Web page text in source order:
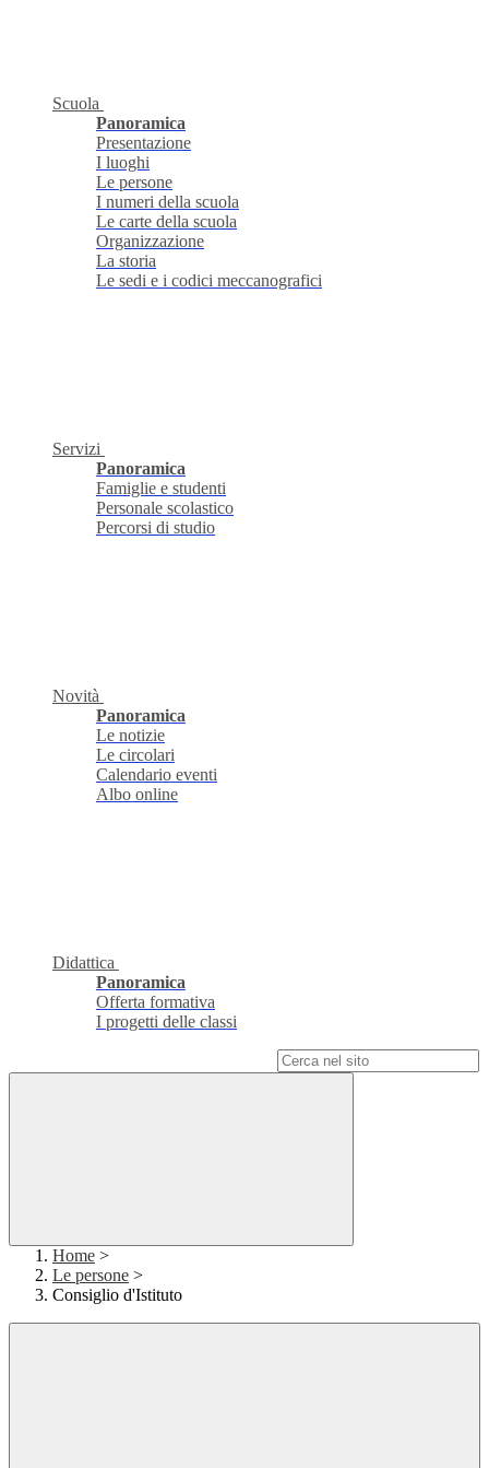
Scuola
Panoramica
Presentazione
I luoghi
Le persone
I numeri della scuola
Le carte della scuola
Organizzazione
La storia
Le sedi e i codici meccanografici
Servizi
Panoramica
Famiglie e studenti
Personale scolastico
Percorsi di studio
Novità
Panoramica
Le notizie
Le circolari
Calendario eventi
Albo online
Didattica
Panoramica
Offerta formativa
I progetti delle classi
Home >
Le persone >
Consiglio d'Istituto